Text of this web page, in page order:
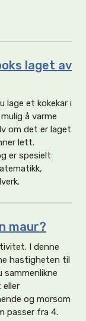
laget av
lage et kokekar i
å varme
om det er laget
lett.
er spesielt
maur?
I denne
hastigheten til
sammenlikne
og morsom
passer fra 4.